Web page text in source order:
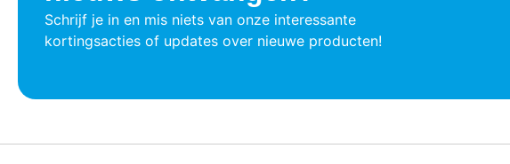
Schrijf je in en mis niets van onze interessante
kortingsacties of updates over nieuwe producten!